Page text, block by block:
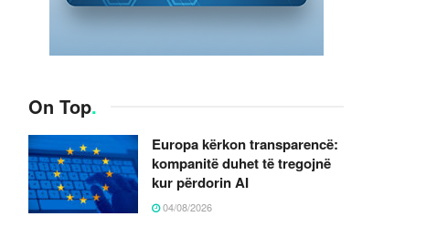
On Top.
Europa kërkon transparencë:
kompanitë duhet të tregojnë
kur përdorin AI
04/08/2026